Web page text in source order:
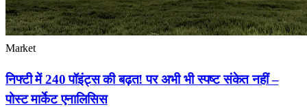
Market
निफ्टी में 240 पॉइंट्स की बढ़त! पर अभी भी स्पष्ट संकेत नहीं –
पोस्ट मार्केट एनालिसिस